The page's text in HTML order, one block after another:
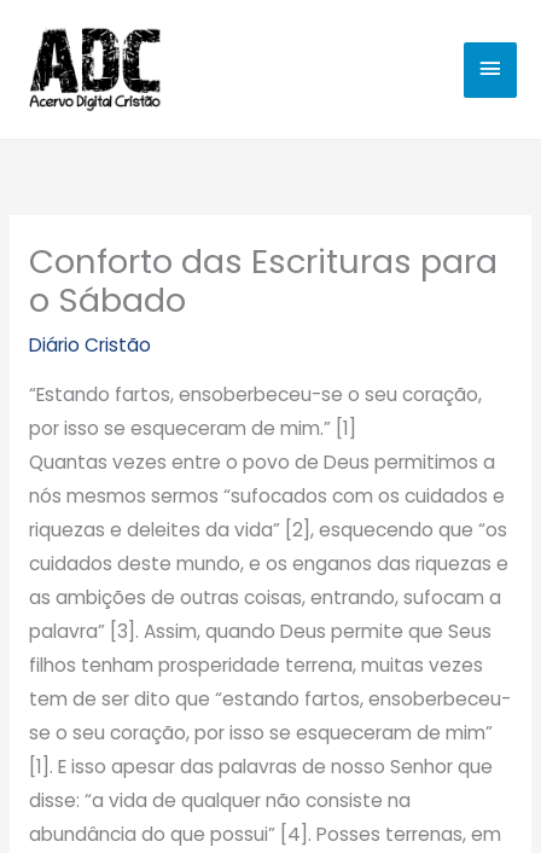
para
conteúdo
Conforto das Escrituras para
o Sábado
Diário Cristão
“Estando fartos, ensoberbeceu-se o seu coração,
por isso se esqueceram de mim.” [1]
Quantas vezes entre o povo de Deus permitimos a
nós mesmos sermos “sufocados com os cuidados e
riquezas e deleites da vida” [2], esquecendo que “os
cuidados deste mundo, e os enganos das riquezas e
as ambições de outras coisas, entrando, sufocam a
palavra” [3]. Assim, quando Deus permite que Seus
filhos tenham prosperidade terrena, muitas vezes
tem de ser dito que “estando fartos, ensoberbeceu-
se o seu coração, por isso se esqueceram de mim”
[1]. E isso apesar das palavras de nosso Senhor que
disse: “a vida de qualquer não consiste na
abundância do que possui” [4]. Posses terrenas, em